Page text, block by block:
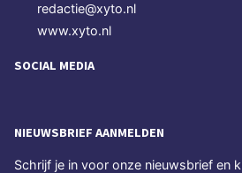
redactie@xyto.nl
www.xyto.nl
SOCIAL MEDIA
NIEUWSBRIEF AANMELDEN
Schrijf je in voor onze nieuwsbrief en